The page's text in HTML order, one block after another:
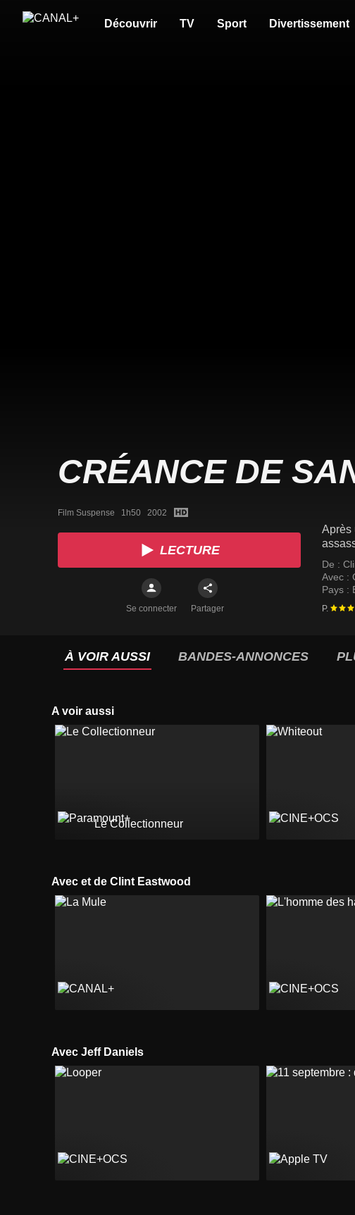
Découvrir TV Sport Divertissement
CRÉANCE DE
Film Suspense   1h50   2002
LECTURE
Se connecter Partager
Après
De :
Avec :
Pays :
P.
À VOIR AUSSI BANDES-ANNONCES
A voir aussi
Le Collectionneur
Avec et de Clint Eastwood
Avec Jeff Daniels